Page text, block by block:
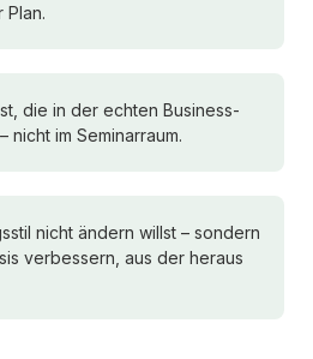
Plan.
die in der echten Business-
nicht im Seminarraum.
nicht ändern willst – sondern
verbessern, aus der heraus